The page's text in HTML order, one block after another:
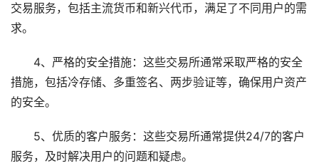
交易服务，包括主流货币和新兴代币，满足了不同用户的需
求。
4、严格的安全措施：这些交易所通常采取严格的安全
措施，包括冷存储、多重签名、两步验证等，确保用户资产
的安全。
5、优质的客户服务：这些交易所通常提供24/7的客户
服务，及时解决用户的问题和疑虑。